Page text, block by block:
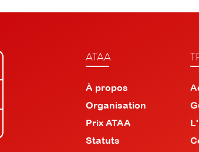
ATAA
À propos
Organisation
Prix ATAA
Statuts